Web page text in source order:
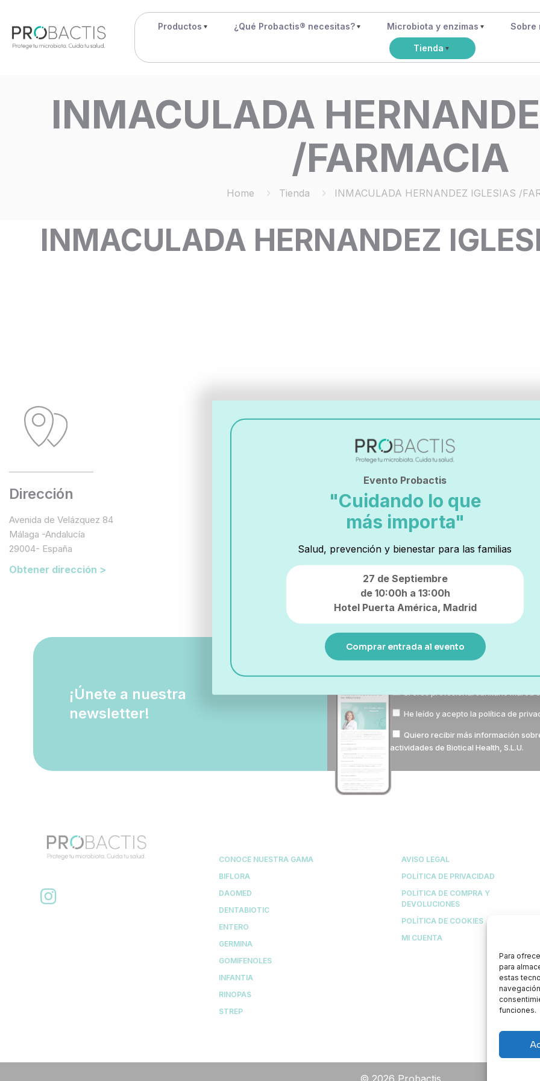
Para
para
estas
funciones.
Productos ¿Qué Probactis® necesitas? Microbiota y enzimas Sobre
Tienda
INMACULADA
/FARMACIA
Home Tienda INMACULADA HERNANDEZ IGLESIAS /
INMACULADA HERNANDEZ
Dirección
Avenida de Velázquez 84
Málaga -Andalucía
29004- España
Obtener dirección >
Información de contacto
Teléfono: 952231801
¡Únete a nuestra
newsletter!
Si eres profesional sanitario marca
He leído y acepto lapolítica de
Quiero recibir más información
actividades de Biotical Health, S.L.U.
CONOCE NUESTRA GAMA
BIFLORA
DAOMED
DENTABIOTIC
ENTERO
GERMINA
GOMIFENOLES
INFANTIA
RINOPAS
STREP
AVISO LEGAL
POLÍTICA DE PRIVACIDAD
POLÍTICA DE COMPRA Y
DEVOLUCIONES
POLÍTICA DE COOKIES
MI CUENTA
© 2026 Probactis
Evento Probactis
"Cuidando lo que
más importa"
Salud, prevención y bienestar para las familias
27 de Septiembre
de 10:00h a 13:00h
Hotel Puerta América, Madrid
Comprar entrada al evento